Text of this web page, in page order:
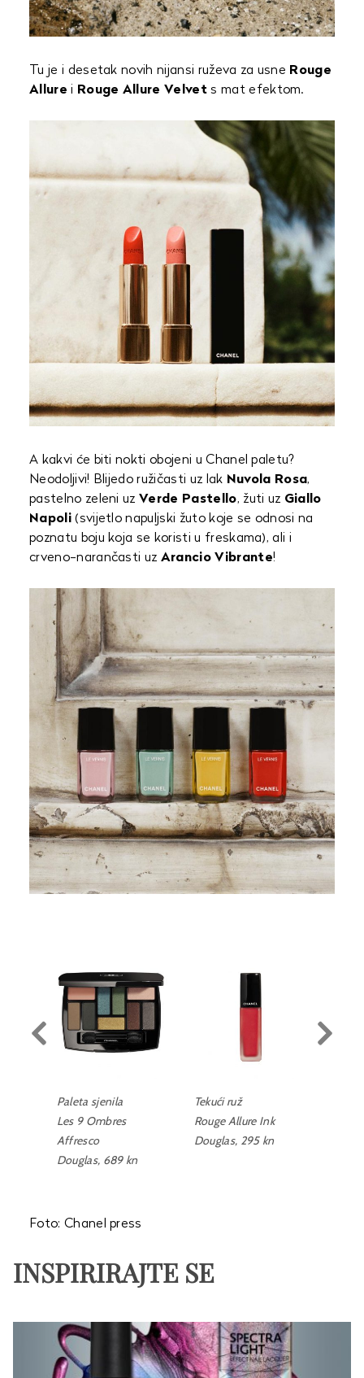
Tu je i desetak novih nijansi ruževa za usne Rouge
Allure i Rouge Allure Velvets mat efektom.
A kakvi će biti nokti obojeni u Chanel paletu?
Neodoljivi! Blijedo ružičasti uz lak Nuvola Rosa,
pastelno zeleni uzVerde Pastello, žuti uz Giallo
Napoli(svijetlo napuljski žuto koje se odnosi na
poznatu boju koja se koristi u freskama), ali i
crveno-narančasti uz Arancio Vibrante!
Paleta sjenila
Les 9 Ombres
Affresco
Douglas, 689 kn
Tekući ruž
Rouge Allure Ink
Douglas, 295 kn
Foto: Chanel press
INSPIRIRAJTE SE